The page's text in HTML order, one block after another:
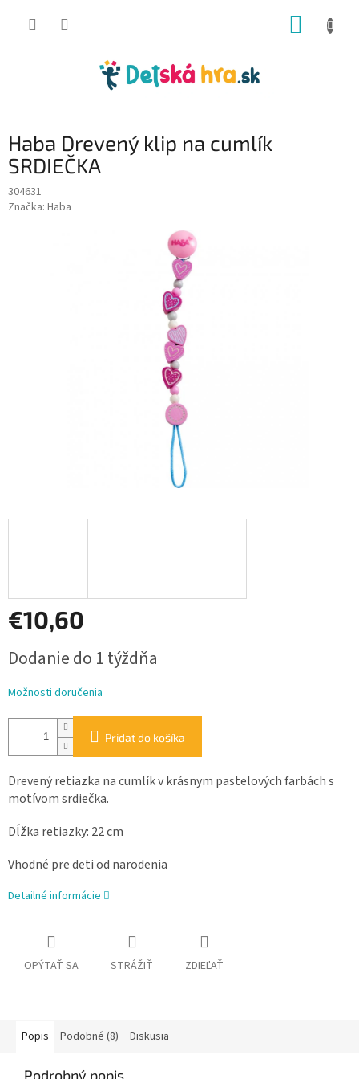
Haba Drevený klip na cumlík
SRDIEČKA
304631
Značka: Haba
€10,60
cena:
Dodanie do 1 týždňa
Možnosti doručenia
Pridať do košíka
Drevený retiazka na cumlík v krásnym pastelových farbách s
motívom srdiečka.
Dĺžka retiazky: 22 cm
Vhodné pre deti od narodenia
Detailné informácie
OPÝTAŤ SA STRÁŽIŤ ZDIEĽAŤ
Popis Podobné (8) Diskusia
Podrobný popis